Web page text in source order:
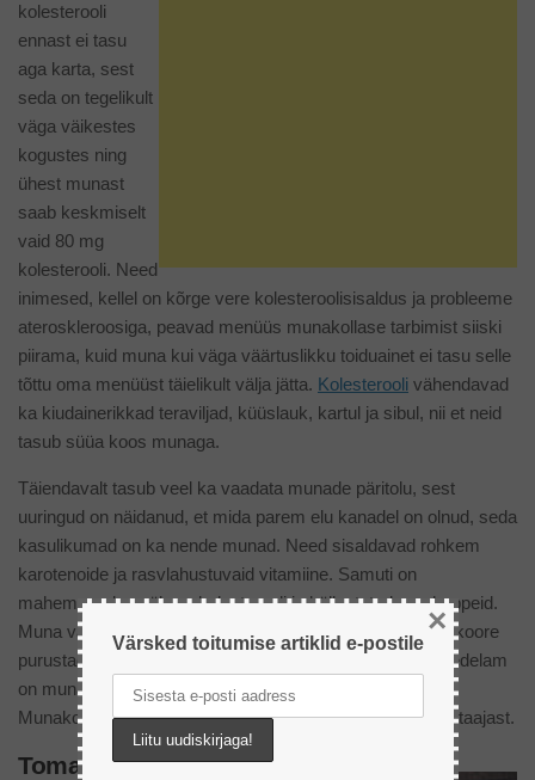
kolesterooli
ennast ei tasu
aga karta, sest
seda on tegelikult
väga väikestes
kogustes ning
ühest munast
saab keskmiselt
vaid 80 mg
kolesterooli. Need
inimesed, kellel on kõrge vere kolesteroolisisaldus ja probleeme
ateroskleroosiga, peavad menüüs munakollase tarbimist siiski
piirama, kuid muna kui väga väärtuslikku toiduainet ei tasu selle
tõttu oma menüüst täielikult välja jätta. Kolesterooli vähendavad
ka kiudainerikkad teraviljad, küüslauk, kartul ja sibul, nii et neid
tasub süüa koos munaga.
Täiendavalt tasub veel ka vaadata munade päritolu, sest
uuringud on näidanud, et mida parem elu kanadel on olnud, seda
kasulikumad on ka nende munad. Need sisaldavad rohkem
karotenoide ja rasvlahustuvaid vitamiine. Samuti on
mahemunades vähem kolesterooli ja küllastatud rasvhappeid.
Muna värskust saab hinnata sellejärgi, kuidas see munakoore
purustades laiali valgub – mida vanem on muna, seda vedelam
on munakollane ja seda kergemini see laiali valgub.
Munakollase värvus sõltub eeskätt kanade toidust ja aastaajast.
Tomatine
Värsked toitumise artiklid e-postile
×